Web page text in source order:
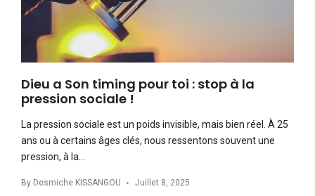
Dieu a Son timing pour toi : stop à la
pression sociale !
La pression sociale est un poids invisible, mais bien réel. À 25
ans ou à certains âges clés, nous ressentons souvent une
pression, à la…
By Desmiche KISSANGOU Juillet 8, 2025